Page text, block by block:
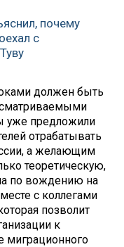
почему
с
должен быть
уже предложили
отрабатывать
а желающим
теоретическую,
по вождению на
с коллегами
позволит
к
миграционного